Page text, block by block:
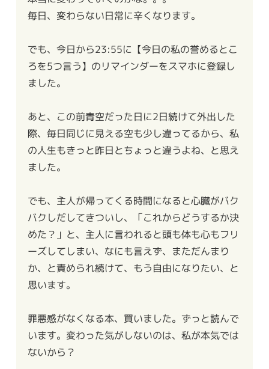
毎日、変わらない日常に辛くなります。
でも、今日から23:55に【今日の私の誉めるとこ
ろを5つ言う】のリマインダーをスマホに登録し
ました。
あと、この前青空だった日に2日続けて外出した
際、毎日同じに見える空も少し違ってるから、私
の人生もきっと昨日とちょっと違うよね、と思え
ました。
でも、主人が帰ってくる時間になると心臓がバク
バクしだしてきついし、「これからどうするか決
めた？」と、主人に言われると頭も体も心もフリ
ーズしてしまい、なにも言えず、まただんまり
か、と責められ続けて、もう自由になりたい、と
思います。
罪悪感がなくなる本、買いました。ずっと読んで
います。変わった気がしないのは、私が本気では
ないから？